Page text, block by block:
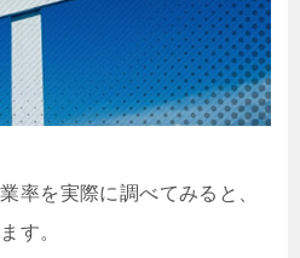
率を実際に調べてみると、
す。